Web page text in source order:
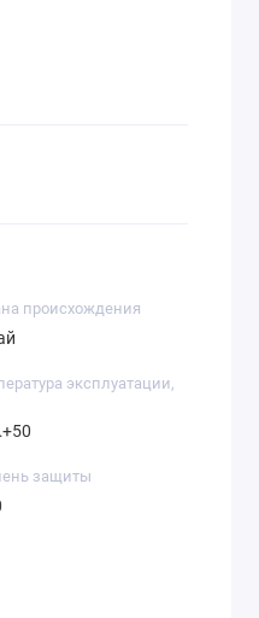
происхождения
эксплуатации,
защиты